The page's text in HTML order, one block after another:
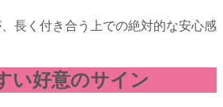
長く付き合う上での絶対的な安心感
い好意のサイン